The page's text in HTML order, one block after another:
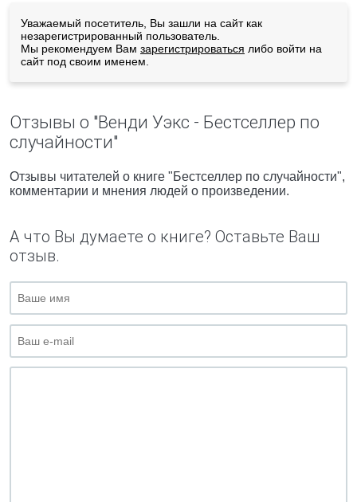
Уважаемый посетитель, Вы зашли на сайт как
незарегистрированный пользователь.
Мы рекомендуем Вам зарегистрироваться либо войти на
сайт под своим именем.
Отзывы о "Венди Уэкс - Бестселлер по
случайности"
Отзывы читателей о книге "Бестселлер по случайности",
комментарии и мнения людей о произведении.
А что Вы думаете о книге? Оставьте Ваш
отзыв.